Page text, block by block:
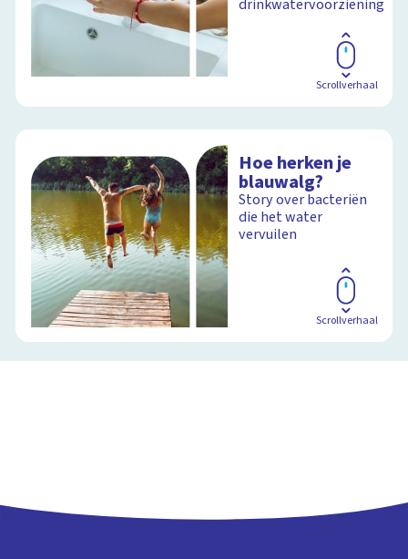
drinkwatervoorziening
Scrollverhaal
Hoe herken je
blauwalg?
Story over bacteriën
die het water
vervuilen
Scrollverhaal